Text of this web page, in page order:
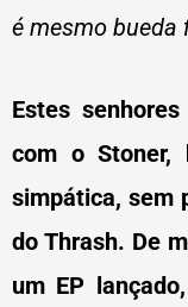
é mesmo bueda
Estes
com o Stoner,
simpática, sem
do Thrash. De
um EP